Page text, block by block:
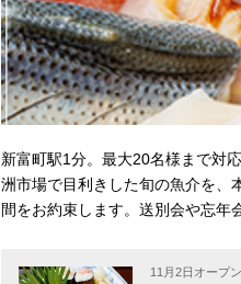
新富町駅1分。最大20名様まで対
洲市場で目利きした旬の魚介を、
間をお約束します。送別会や忘年
11月2日オープン